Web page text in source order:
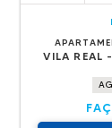
VILA REAL